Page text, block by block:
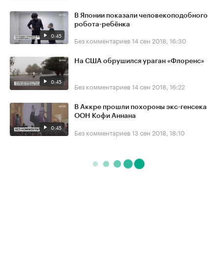
0:45
В Японии показали человекоподобного
робота-ребёнка
Без комментариев 14 сен 2018, 16:30
0:45
На США обрушился ураган «Флоренс»
Без комментариев 14 сен 2018, 16:22
0:45
В Аккре прошли похороны экс-генсека
ООН Кофи Аннана
Без комментариев 13 сен 2018, 18:10